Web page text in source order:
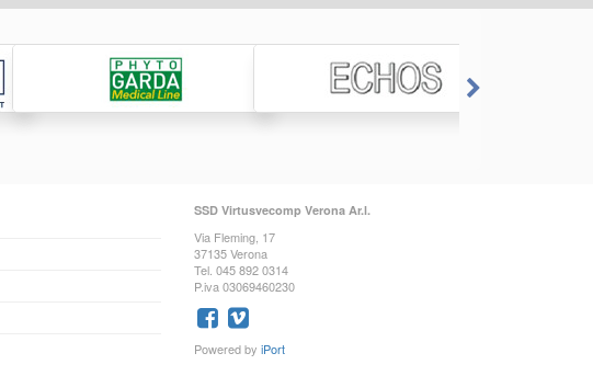
SSD Virtusvecomp Verona Ar.l.
Via Fleming, 17
37135 Verona
Tel. 045 892 0314
P.iva 03069460230
Powered by iPort